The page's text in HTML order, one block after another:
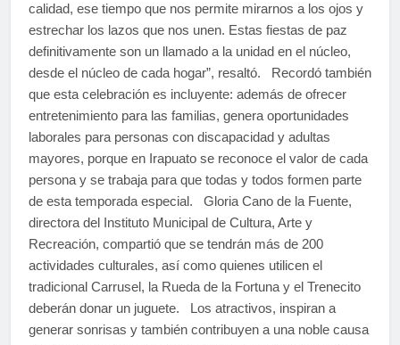
calidad, ese tiempo que nos permite mirarnos a los ojos y
estrechar los lazos que nos unen. Estas fiestas de paz
definitivamente son un llamado a la unidad en el núcleo,
desde el núcleo de cada hogar”, resaltó. Recordó también
que esta celebración es incluyente: además de ofrecer
entretenimiento para las familias, genera oportunidades
laborales para personas con discapacidad y adultas
mayores, porque en Irapuato se reconoce el valor de cada
persona y se trabaja para que todas y todos formen parte
de esta temporada especial. Gloria Cano de la Fuente,
directora del Instituto Municipal de Cultura, Arte y
Recreación, compartió que se tendrán más de 200
actividades culturales, así como quienes utilicen el
tradicional Carrusel, la Rueda de la Fortuna y el Trenecito
deberán donar un juguete. Los atractivos, inspiran a
generar sonrisas y también contribuyen a una noble causa